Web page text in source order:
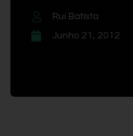
Rui Batista
Junho 21, 2012